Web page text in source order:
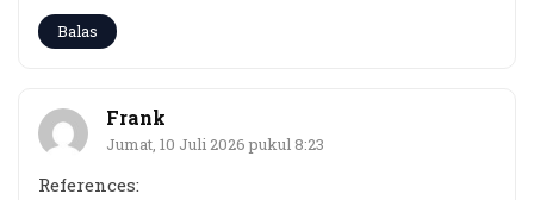
Balas
Frank
Jumat, 10 Juli 2026 pukul 8:23
References: